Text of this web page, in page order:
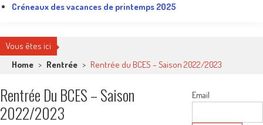
Créneaux des vacances de printemps 2025
Vous êtes ici
Home > Rentrée > Rentrée du BCES – Saison 2022/2023
Rentrée Du BCES – Saison
2022/2023
Email